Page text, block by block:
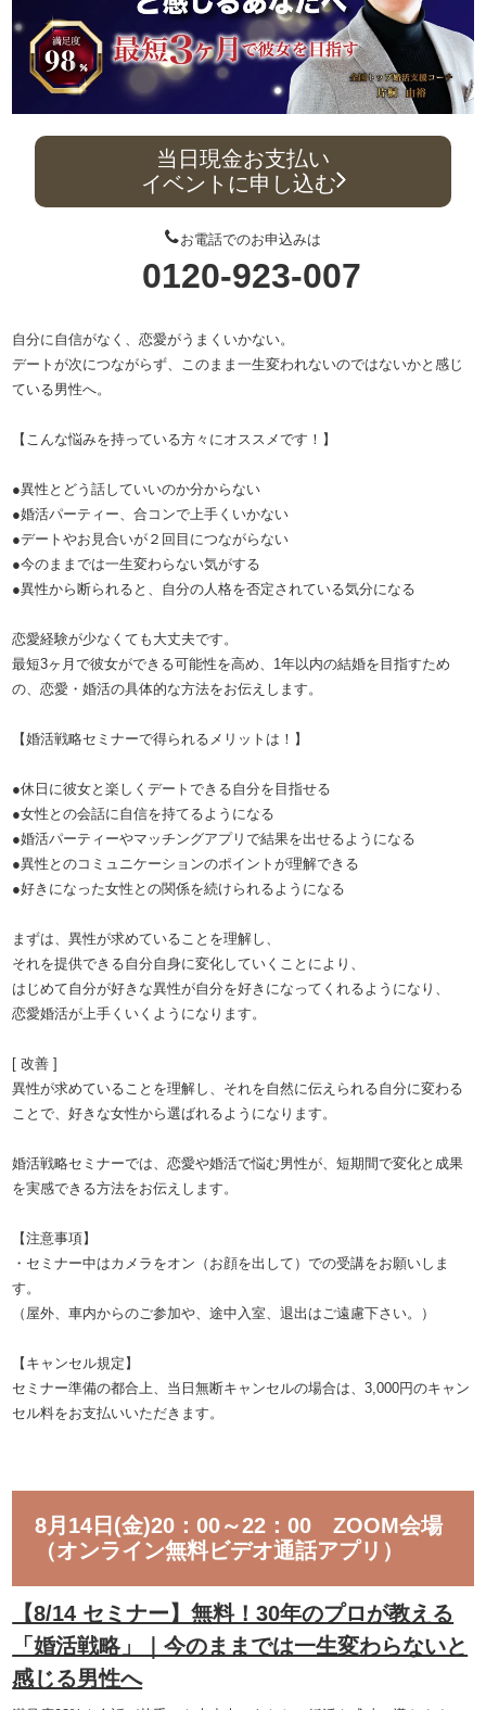
当日現金お支払い
イベントに申し込む
お電話でのお申込みは
0120-923-007
自分に自信がなく、恋愛がうまくいかない。
デートが次につながらず、このまま一生変われないのではないかと感じ
ている男性へ。
【こんな悩みを持っている方々にオススメです！】
●異性とどう話していいのか分からない
●婚活パーティー、合コンで上手くいかない
●デートやお見合いが２回目につながらない
●今のままでは一生変わらない気がする
●異性から断られると、自分の人格を否定されている気分になる
恋愛経験が少なくても大丈夫です。
最短3ヶ月で彼女ができる可能性を高め、1年以内の結婚を目指すため
の、恋愛・婚活の具体的な方法をお伝えします。
【婚活戦略セミナーで得られるメリットは！】
●休日に彼女と楽しくデートできる自分を目指せる
●女性との会話に自信を持てるようになる
●婚活パーティーやマッチングアプリで結果を出せるようになる
●異性とのコミュニケーションのポイントが理解できる
●好きになった女性との関係を続けられるようになる
まずは、異性が求めていることを理解し、
それを提供できる自分自身に変化していくことにより、
はじめて自分が好きな異性が自分を好きになってくれるようになり、
恋愛婚活が上手くいくようになります。
[ 改善 ]
異性が求めていることを理解し、それを自然に伝えられる自分に変わる
ことで、好きな女性から選ばれるようになります。
婚活戦略セミナーでは、恋愛や婚活で悩む男性が、短期間で変化と成果
を実感できる方法をお伝えします。
【注意事項】
・セミナー中はカメラをオン（お顔を出して）での受講をお願いしま
す。
（屋外、車内からのご参加や、途中入室、退出はご遠慮下さい。）
【キャンセル規定】
セミナー準備の都合上、当日無断キャンセルの場合は、3,000円のキャン
セル料をお支払いいただきます。
8月14日(金)20：00～22：00 ZOOM会場
（オンライン無料ビデオ通話アプリ）
【8/14 セミナー】無料！30年のプロが教える
「婚活戦略」｜今のままでは一生変わらないと
感じる男性へ